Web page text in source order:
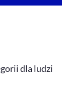
dla ludzi